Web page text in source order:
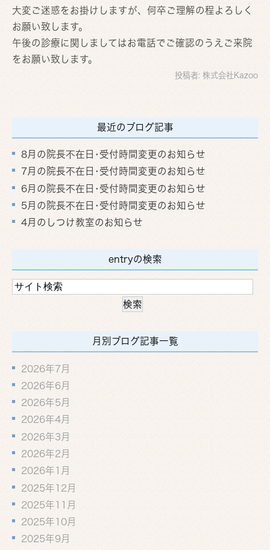
大変ご迷惑をお掛けしますが、何卒ご理解の程よろしく
お願い致します。
午後の診療に関しましてはお電話でご確認のうえご来院
をお願い致します。
投稿者: 株式会社Kazoo
最近のブログ記事
8月の院長不在日･受付時間変更のお知らせ
7月の院長不在日･受付時間変更のお知らせ
6月の院長不在日･受付時間変更のお知らせ
5月の院長不在日･受付時間変更のお知らせ
4月のしつけ教室のお知らせ
entryの検索
月別ブログ記事一覧
2026年7月
2026年6月
2026年5月
2026年4月
2026年3月
2026年2月
2026年1月
2025年12月
2025年11月
2025年10月
2025年9月